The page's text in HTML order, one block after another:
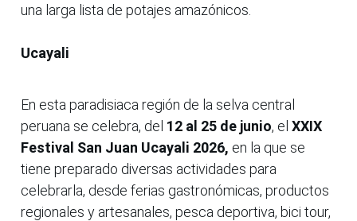
una larga lista de potajes amazónicos.
Ucayali
En esta paradisiaca región de la selva central
peruana se celebra, del 12 al 25 de junio, el XXIX
Festival San Juan Ucayali 2026, en la que se
tiene preparado diversas actividades para
celebrarla, desde ferias gastronómicas, productos
regionales y artesanales, pesca deportiva, bici tour,